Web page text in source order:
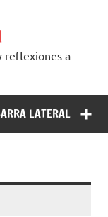
reflexiones a
LATERAL